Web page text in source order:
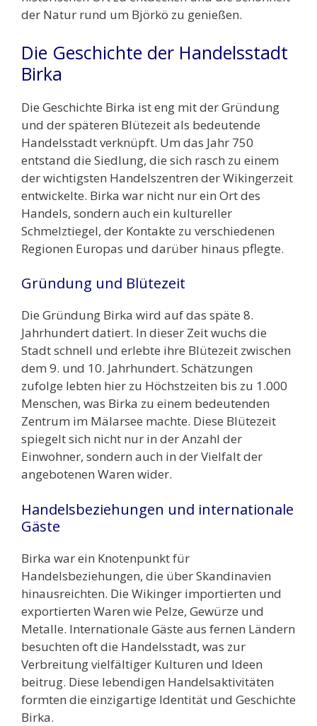
der Natur rund um Björkö zu genießen.
Die Geschichte der Handelsstadt
Birka
Die Geschichte Birka ist eng mit der Gründung
und der späteren Blütezeit als bedeutende
Handelsstadt verknüpft. Um das Jahr 750
entstand die Siedlung, die sich rasch zu einem
der wichtigsten Handelszentren der Wikingerzeit
entwickelte. Birka war nicht nur ein Ort des
Handels, sondern auch ein kultureller
Schmelztiegel, der Kontakte zu verschiedenen
Regionen Europas und darüber hinaus pflegte.
Gründung und Blütezeit
Die Gründung Birka wird auf das späte 8.
Jahrhundert datiert. In dieser Zeit wuchs die
Stadt schnell und erlebte ihre Blütezeit zwischen
dem 9. und 10. Jahrhundert. Schätzungen
zufolge lebten hier zu Höchstzeiten bis zu 1.000
Menschen, was Birka zu einem bedeutenden
Zentrum im Mälarsee machte. Diese Blütezeit
spiegelt sich nicht nur in der Anzahl der
Einwohner, sondern auch in der Vielfalt der
angebotenen Waren wider.
Handelsbeziehungen und internationale
Gäste
Birka war ein Knotenpunkt für
Handelsbeziehungen, die über Skandinavien
hinausreichten. Die Wikinger importierten und
exportierten Waren wie Pelze, Gewürze und
Metalle. Internationale Gäste aus fernen Ländern
besuchten oft die Handelsstadt, was zur
Verbreitung vielfältiger Kulturen und Ideen
beitrug. Diese lebendigen Handelsaktivitäten
formten die einzigartige Identität und Geschichte
Birka.